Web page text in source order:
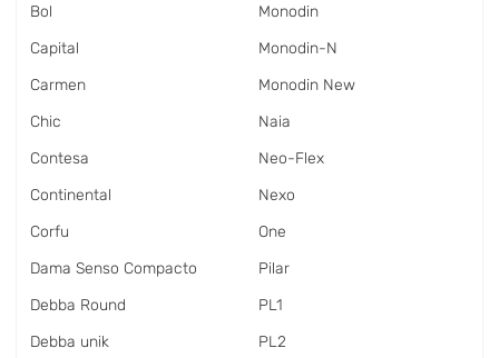
Bol
Capital
Carmen
Chic
Contesa
Continental
Corfu
Dama Senso Compacto
Debba Round
Debba unik
Monodin
Monodin-N
Monodin New
Naia
Neo-Flex
Nexo
One
Pilar
PL1
PL2